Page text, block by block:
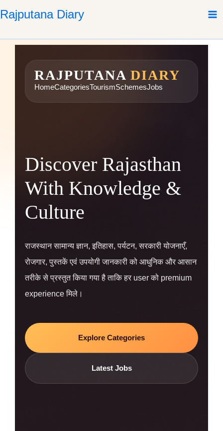
to
Rajputana Diary
RAJPUTANA DIARY
HomeCategoriesTourismSchemesJobs
Discover Rajasthan
With Knowledge &
Culture
राजस्थान सामान्य ज्ञान, इतिहास, पर्यटन, सरकारी योजनाएँ,
रोजगार, पुस्तकें एवं उपयोगी जानकारी को आधुनिक और आसान
तरीके से प्रस्तुत किया गया है ताकि हर user को premium
experience मिले।
Explore Categories
Latest Jobs